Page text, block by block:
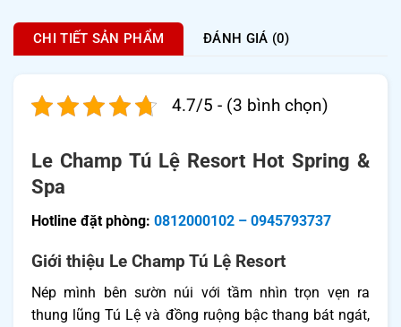
CHI TIẾT SẢN PHẨM ĐÁNH GIÁ (0)
4.7/5 - (3 bình chọn)
Le Champ Tú Lệ Resort Hot Spring &
Spa
Hotline đặt phòng: 0812000102 – 0945793737
Giới thiệu Le Champ Tú Lệ Resort
Nép mình bên sườn núi với tầm nhìn trọn vẹn ra
thung lũng Tú Lệ và đồng ruộng bậc thang bát ngát,